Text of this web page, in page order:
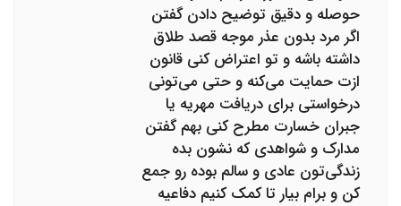
حوصله و دقیق توضیح دادن گفتن
اگر مرد بدون عذر موجه قصد طلاق
داشته باشه و تو اعتراض کنی قانون
ازت حمایت می‌کنه و حتی می‌تونی
درخواستی برای دریافت مهریه یا
جبران خسارت مطرح کنی بهم گفتن
مدارک و شواهدی که نشون بده
زندگی‌تون عادی و سالم بوده رو جمع
کن و برام بیار تا کمک کنیم دفاعیه